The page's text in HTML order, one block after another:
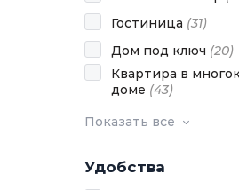
Гостиница (31)
Дом под ключ (20)
Квартира в
доме (43)
Показать все
Удобства